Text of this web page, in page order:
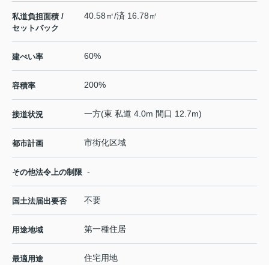
私道負担面積 /
セットバック
40.58㎡/済 16.78㎡
建ぺい率 60%
容積率 200%
接道状況 一方(東 私道 4.0m 間口 12.7m)
都市計画 市街化区域
その他法令上の制限 -
国土法届出要否 不要
用途地域 第一種住居
最適用途 住宅用地